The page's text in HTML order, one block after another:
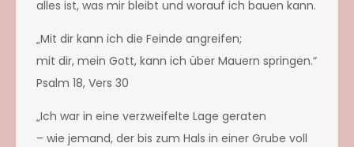
alles ist, was mir bleibt und worauf ich bauen kann.
„Mit dir kann ich die Feinde angreifen;
mit dir, mein Gott, kann ich über Mauern springen.“
Psalm 18, Vers 30
„Ich war in eine verzweifelte Lage geraten
– wie jemand, der bis zum Hals in einer Grube voll